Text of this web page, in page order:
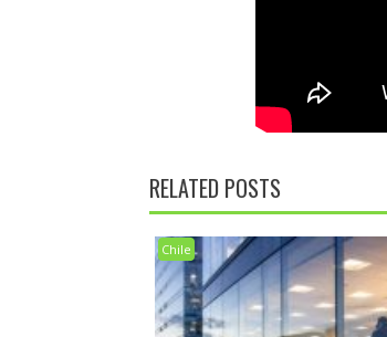
RELATED POSTS
Chile